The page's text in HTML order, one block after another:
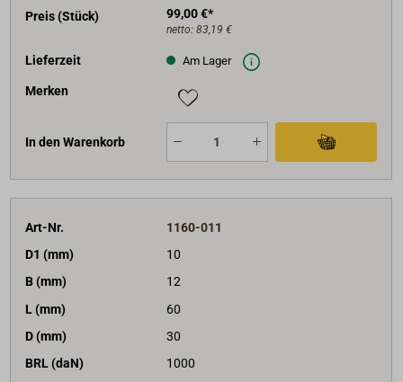
Preis (Stück)
99,00 €*
netto: 83,19 €
Lieferzeit Am Lager
Merken
In den Warenkorb
Art-Nr.
1160-011
D1 (mm)
10
B (mm)
12
L (mm)
60
D (mm)
30
BRL (daN)
1000